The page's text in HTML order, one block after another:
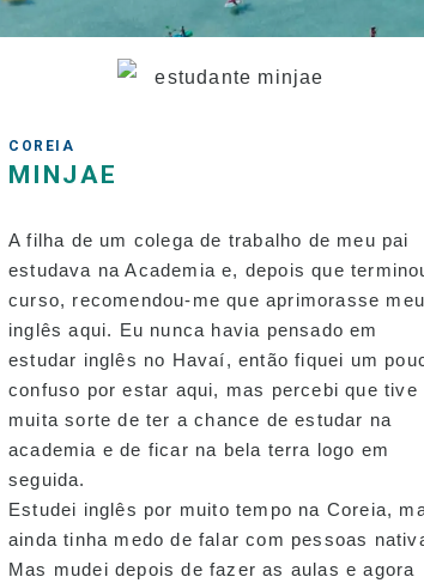
COREIA
MINJAE
A filha de um colega de trabalho de meu pai
estudava na Academia e, depois que
curso, recomendou-me que aprimorasse meu
inglês aqui. Eu nunca havia pensado em
estudar inglês no Havaí, então fiquei um
confuso por estar aqui, mas percebi que tive
muita sorte de ter a chance de estudar na
academia e de ficar na bela terra logo em
seguida.
Estudei inglês por muito tempo na Coreia,
ainda tinha medo de falar com pessoas
Mas mudei depois de fazer as aulas e agora